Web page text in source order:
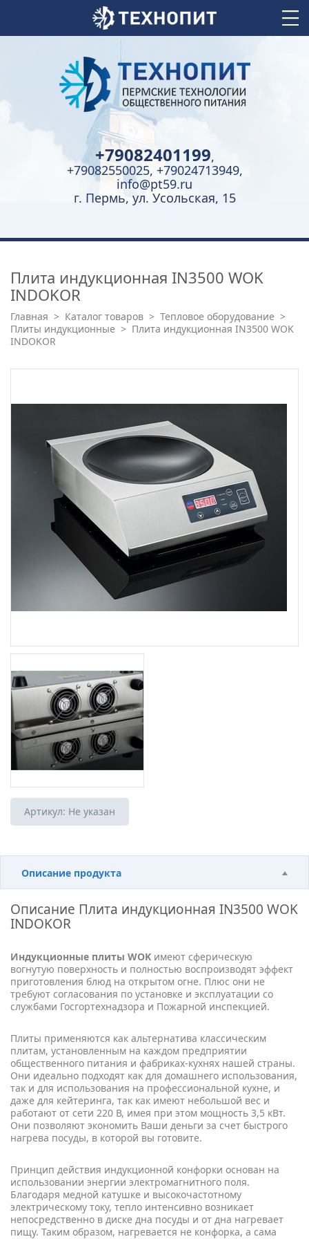
+79082401199,
+79082550025, +79024713949,
info@pt59.ru
г. Пермь, ул. Усольская, 15
Плита индукционная IN3500 WOK
INDOKOR
Главная > Каталог товаров > Тепловое оборудование >
Плиты индукционные > Плита индукционная IN3500 WOK
INDOKOR
Артикул: Не указан
Описание продукта
Описание Плита индукционная IN3500 WOK
INDOKOR
Индукционные плиты WOK имеют сферическую
вогнутую поверхность и полностью воспроизводят эффект
приготовления блюд на открытом огне. Плюс они не
требуют согласования по установке и эксплуатации со
службами Госгортехнадзора и Пожарной инспекцией.
Плиты применяются как альтернатива классическим
плитам, установленным на каждом предприятии
общественного питания и фабриках-кухнях нашей страны.
Они идеально подходят как для домашнего использования,
так и для использования на профессиональной кухне, и
даже для кейтеринга, так как имеют небольшой вес и
работают от сети 220 В, имея при этом мощность 3,5 кВт.
Они позволяют экономить Ваши деньги за счет быстрого
нагрева посуды, в которой вы готовите.
Принцип действия индукционной конфорки основан на
использовании энергии электромагнитного поля.
Благодаря медной катушке и высокочастотному
электрическому току, тепло интенсивно возникает
непосредственно в диске дна посуды и от дна нагревает
пищу. Таким образом, нагревается не конфорка, а сама